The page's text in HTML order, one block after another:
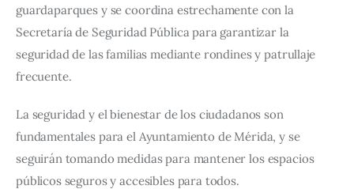
guardaparques y se coordina estrechamente con la
Secretaría de Seguridad Pública para garantizar la
seguridad de las familias mediante rondines y patrullaje
frecuente.
La seguridad y el bienestar de los ciudadanos son
fundamentales para el Ayuntamiento de Mérida, y se
seguirán tomando medidas para mantener los espacios
públicos seguros y accesibles para todos.